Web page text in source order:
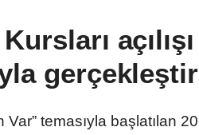
temasıyla başlatılan